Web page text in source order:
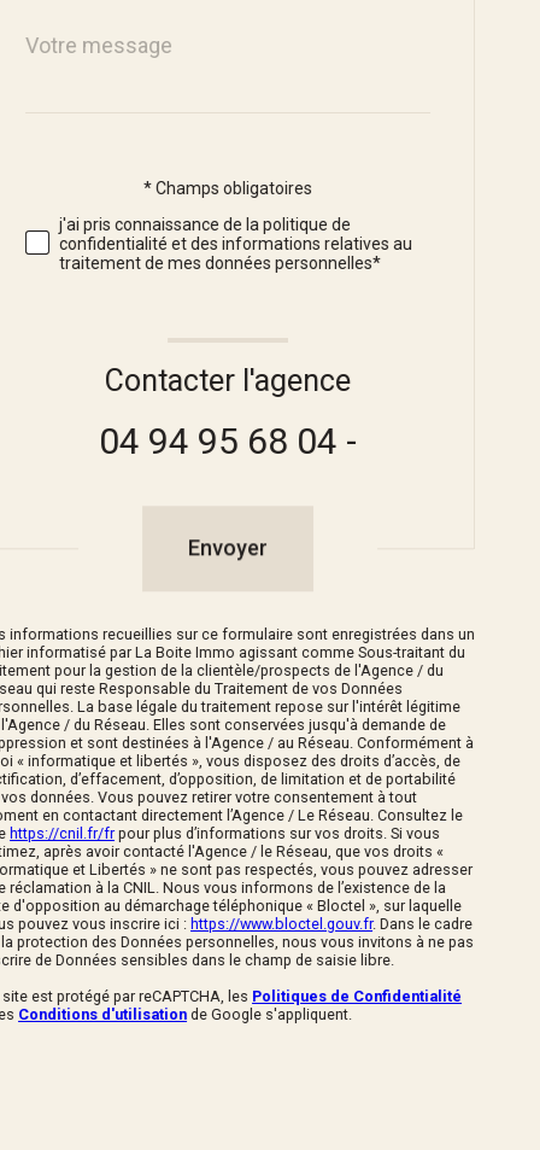
Fieldset
Message
*
Validation* Champs obligatoires
j'ai pris connaissance de la politique de
confidentialité et des informations relatives au
traitement de mes données personnelles*
Contacter l'agence
04 94 95 68 04 -
Envoyer
informations recueillies sur ce formulaire sont enregistrées dans un
informatisé par La Boite Immo agissant comme Sous-traitant du
pour la gestion de la clientèle/prospects de l'Agence / du
qui reste Responsable du Traitement de vos Données
La base légale du traitement repose sur l'intérêt légitime
/ du Réseau. Elles sont conservées jusqu'à demande de
et sont destinées à l'Agence / au Réseau. Conformément à
« informatique et libertés », vous disposez des droits d’accès, de
d’effacement, d’opposition, de limitation et de portabilité
données. Vous pouvez retirer votre consentement à tout
en contactant directement l’Agence / Le Réseau. Consultez le
https://cnil.fr/frpour plus d’informations sur vos droits. Si vous
après avoir contacté l'Agence / le Réseau, que vos droits «
et Libertés » ne sont pas respectés, vous pouvez adresser
réclamation à la CNIL. Nous vous informons de l’existence de la
d'opposition au démarchage téléphonique « Bloctel », sur laquelle
pouvez vous inscrire ici : https://www.bloctel.gouv.fr. Dans le cadre
protection des Données personnelles, nous vous invitons à ne pas
de Données sensibles dans le champ de saisie libre.
site est protégé par reCAPTCHA, les Politiques de Confidentialité
Conditions d'utilisation de Google s'appliquent.